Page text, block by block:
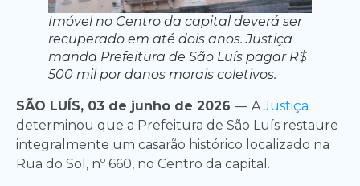
Imóvel no Centro da capital deverá ser
recuperado em até dois anos. Justiça
manda Prefeitura de São Luís pagar R$
500 mil por danos morais coletivos.
SÃO LUÍS, 03 de junho de 2026 — AJustiça
determinou que a Prefeitura de São Luís restaure
integralmente um casarão histórico localizado na
Rua do Sol, nº 660, no Centro da capital.